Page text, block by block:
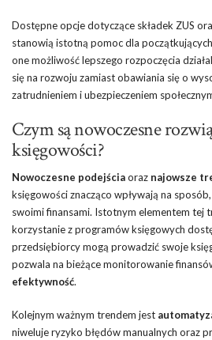
Dostępne opcje dotyczące składek ZUS
stanowią istotną pomoc dla
one możliwość lepszego rozpoczęcia
się na rozwoju zamiast obawiania się o
zatrudnieniem i ubezpieczeniem
Czym są nowoczesne
księgowości?
Nowoczesne podejściaoraz najowsze
księgowości znacząco wpływają na
swoimi finansami. Istotnym elementem tej
korzystanie z programów księgowych
przedsiębiorcy mogą prowadzić swoje
pozwala na bieżące monitorowanie
efektywność.
Kolejnym ważnym trendem jest
niweluje ryzyko błędów manualnych oraz